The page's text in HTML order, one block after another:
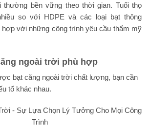
thường bền vững theo thời gian. Tuổi thọ
so với HDPE và các loại bạt thông
với những công trình yêu cầu thẩm mỹ
ngoài trời phù hợp
bạt căng ngoài trời chất lượng, bạn cần
tố khác nhau.